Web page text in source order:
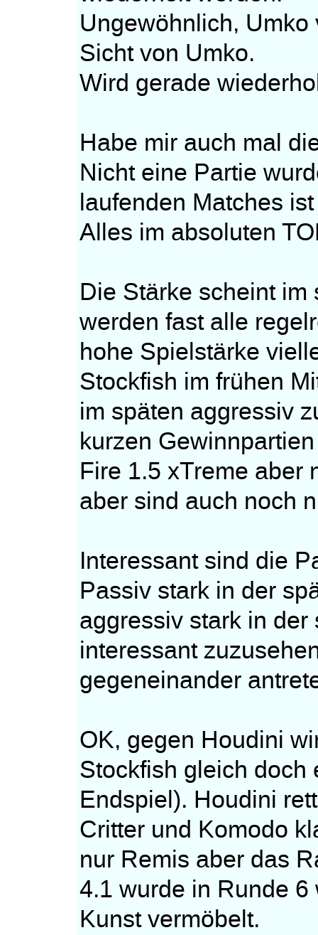
Ungewöhnlich,
Sicht von Umko.
Wird gerade
Habe mir auch mal
Nicht eine Partie
laufenden Matches
Alles im absoluten
Die Stärke scheint
werden fast alle
hohe Spielstärke
Stockfish im frühen
im späten aggressiv
kurzen
Fire 1.5 xTreme aber
aber sind auch noch
Interessant sind die
Passiv stark in der
aggressiv stark in
interessant
gegeneinander
OK, gegen Houdini
Stockfish gleich doch
Endspiel). Houdini
Critter und Komodo
nur Remis aber das
4.1 wurde in Runde
Kunst vermöbelt.